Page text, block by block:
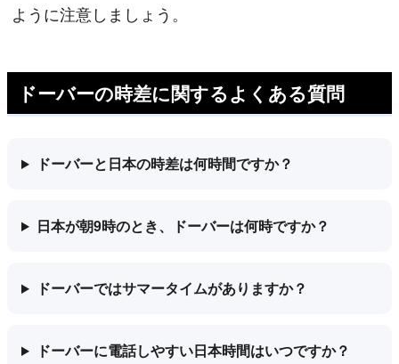
ように注意しましょう。
ドーバーの時差に関するよくある質問
ドーバーと日本の時差は何時間ですか？
日本が朝9時のとき、ドーバーは何時ですか？
ドーバーではサマータイムがありますか？
ドーバーに電話しやすい日本時間はいつですか？